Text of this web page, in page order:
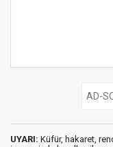
UYARI: Küfür, hakaret,